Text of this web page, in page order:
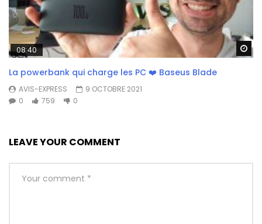
08:40
La powerbank qui charge les PC ❤️ Baseus Blade
AVIS-EXPRESS
9 OCTOBRE 2021
0
759 0
LEAVE YOUR COMMENT